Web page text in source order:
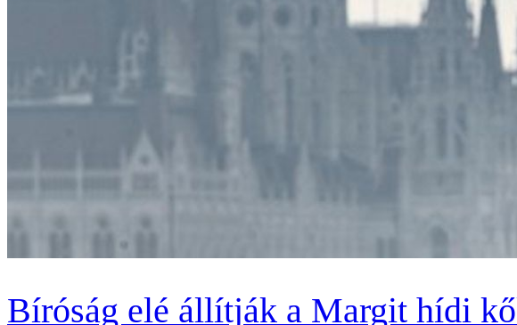
Bíróság elé állítják a Margit hídi